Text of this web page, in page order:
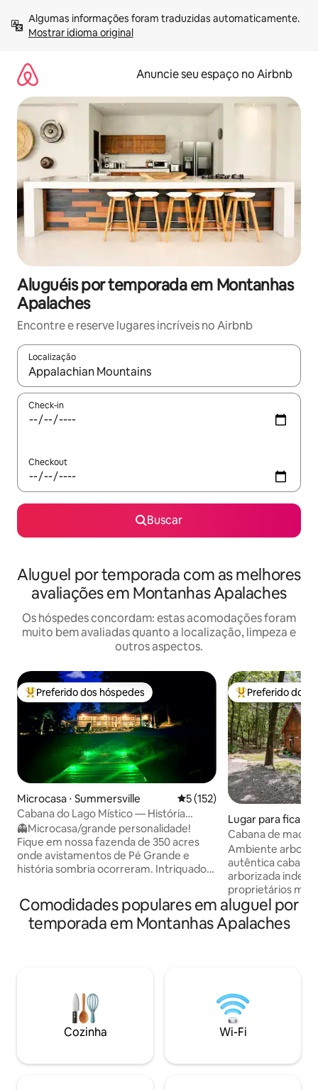
para
Mostrar idioma original
Anuncie seu espaço no Airbnb
Aluguéis por temporada em Montanhas
Apalaches
Encontre e reserve lugares incríveis no Airbnb
Localização
Quando os resultados estiverem disponíveis, explore-os
Check-in
Checkout
Buscar
Aluguel por temporada com as melhores
avaliações em Montanhas Apalaches
Os hóspedes concordam: estas acomodações foram
muito bem avaliadas quanto a localização, limpeza e
outros aspectos.
Entre os melhores preferidos dos hóspedes
Preferido dos hóspedes
Microcasa ⋅ Summersville 5 de uma avaliação média de
5 (152)
Cabana do Lago Místico — História
Sombria!
👻Microcasa/grande personalidade!
Fique em nossa fazenda de 350 acres
onde avistamentos de Pé Grande e
história sombria ocorreram. Intriquado
equipamentos ghosthunting para sua
visita. Esta cabana aconchegante e
personalizada fica em um local privativo
minutos do Museu Bigfoot de West
Virginia. A 10 minutos do Lago
Summersville. A 5 minutos da vinícola e
destilaria. A 40 minutos de TALA. Ou
relaxe e contemple as estrelas.
Entre os
Preferido dos
Lugar para ficar ⋅
en
Cabana de
autêntica na
Ambiente
autêntica cabana
arborizada
proprietários
Outras casas
milha de estrada
casas a caminho
*Cozinha: forno
de ar/ micro-
torradeira, sob o
freezer. *Cama
*Serviço de mesa
Comodidades populares em aluguel por
temporada em Montanhas Apalaches
Cozinha Wi-Fi